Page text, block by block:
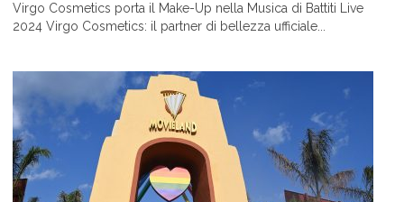
Virgo Cosmetics porta il Make-Up nella Musica di Battiti Live
2024 Virgo Cosmetics: il partner di bellezza ufficiale...